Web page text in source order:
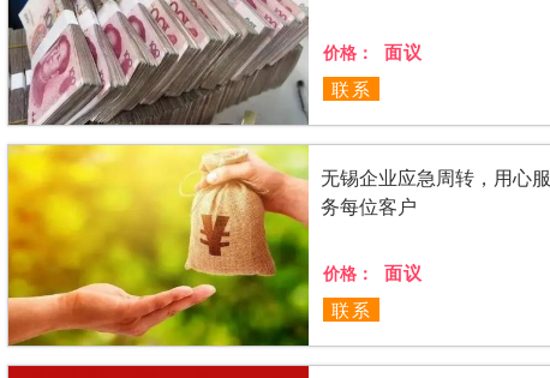
价格：
面议
联系
无锡企业应急周转，用心服
务每位客户
价格：
面议
联系